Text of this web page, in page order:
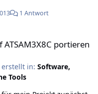
1 Antwort
portieren
in: Software,
Tools